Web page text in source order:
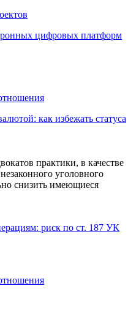
цифровых платформ
как избежать статуса
практики, в качестве
уголовного
снизить имеющиеся
риск по ст. 187 УК